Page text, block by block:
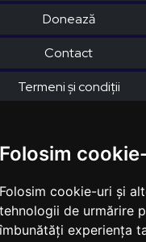
Folosim
Folosim cookie-uri și
tehnologii de urmărire
experiența
Donează
Contact
Termeni și condiții
te la